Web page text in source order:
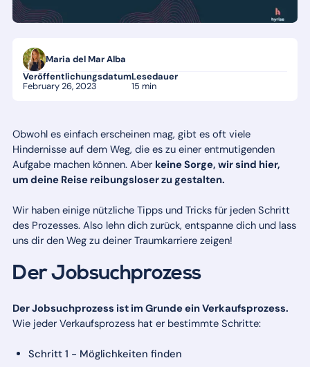
Maria del Mar Alba
Veröffentlichungsdatum
February 26, 2023
Lesedauer
15 min
Obwohl es einfach erscheinen mag, gibt es oft viele
Hindernisse auf dem Weg, die es zu einer entmutigenden
Aufgabe machen können. Aber keine Sorge, wir sind hier,
um deine Reise reibungsloser zu gestalten.
Wir haben einige nützliche Tipps und Tricks für jeden Schritt
des Prozesses. Also lehn dich zurück, entspanne dich und lass
uns dir den Weg zu deiner Traumkarriere zeigen!
Der Jobsuchprozess
Der Jobsuchprozess ist im Grunde ein Verkaufsprozess.
Wie jeder Verkaufsprozess hat er bestimmte Schritte:
Schritt 1 - Möglichkeiten finden